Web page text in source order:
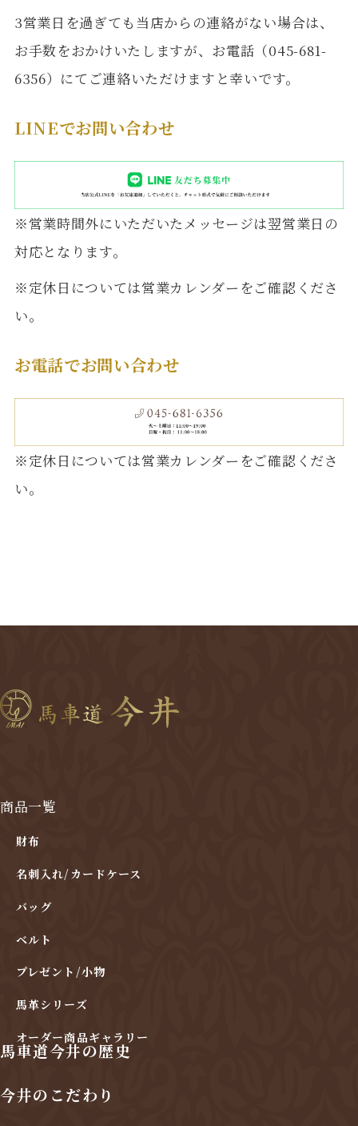
3営業日を過ぎても当店からの連絡がない場合は、
お手数をおかけいたしますが、お電話（045-681-
6356）にてご連絡いただけますと幸いです。
LINEでお問い合わせ
※営業時間外にいただいたメッセージは翌営業日の
対応となります。
※定休日については営業カレンダーをご確認くださ
い。
お電話でお問い合わせ
※定休日については営業カレンダーをご確認くださ
い。
商品一覧
財布
名刺入れ/カードケース
バッグ
ベルト
プレゼント/小物
馬革シリーズ
オーダー商品ギャラリー
馬車道今井の歴史
今井のこだわり